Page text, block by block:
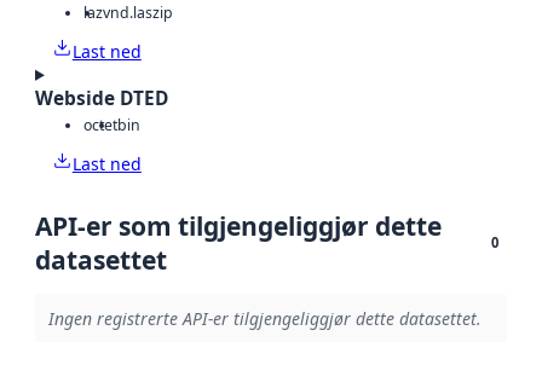
lazvnd.laszip
Last ned
Webside DTED
octetbin
Last ned
API-er som tilgjengeliggjør dette
datasettet
0
Ingen registrerte API-er tilgjengeliggjør dette datasettet.